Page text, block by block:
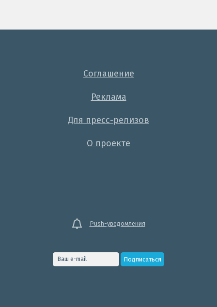
Соглашение
Реклама
Для пресс-релизов
О проекте
Push-уведомления